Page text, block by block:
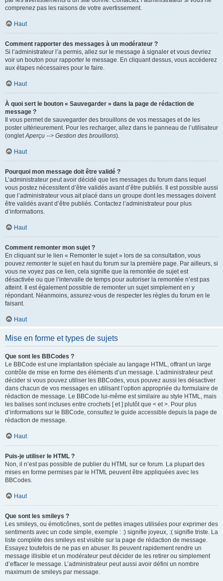
comprenez pas les raisons de votre avertissement.
Haut
Comment rapporter des messages à un modérateur ?
Si l’administrateur l’a permis, allez sur le message à signaler et vous devriez
voir un bouton pour rapporter le message. En cliquant dessus, vous accéderez
aux étapes nécessaires pour le faire.
Haut
À quoi sert le bouton « Sauvegarder » dans la page de rédaction de
message ?
Il vous permet de sauvegarder des brouillons de vos messages et de les
poster ultérieurement. Pour les recharger, allez dans le panneau de l’utilisateur
(ongletAperçu --> Gestion des brouillons).
Haut
Pourquoi mon message doit être validé ?
L’administrateur peut avoir décidé que les messages du forum dans lequel
vous postez nécessitent d’être validés avant d’être publiés. Il est possible aussi
que l’administrateur vous ait placé dans un groupe dont les messages doivent
être validés avant d’être publiés. Contactez l’administrateur pour plus
d’informations.
Haut
Comment remonter mon sujet ?
En cliquant sur le lien « Remonter le sujet » lors de sa consultation, vous
pouvez remonterle sujet en haut du forum sur la première page. Par ailleurs, si
vous ne voyez pas ce lien, cela signifie que la remontée de sujet est
désactivée ou que l’intervalle de temps pour autoriser la remontée n’est pas
atteint. Il est également possible de remonter un sujet simplement en y
répondant. Néanmoins, assurez-vous de respecter les règles du forum en le
faisant.
Haut
Mise en forme et types de sujets
Que sont les BBCodes ?
Le BBCode est une implantation spéciale au langage HTML, offrant un large
contrôle de mise en forme des éléments d’un message. L’administrateur peut
décider si vous pouvez utiliser les BBCodes, vous pouvez aussi les désactiver
dans chacun de vos messages en utilisant l’option appropriée du formulaire de
rédaction de message. Le BBCode lui-même est similaire au style HTML, mais
les balises sont incluses entre crochets [ et ] plutôt que < et >. Pour plus
d’informations sur le BBCode, consultez le guide accessible depuis la page de
rédaction de message.
Haut
Puis-je utiliser le HTML ?
Non, il n’est pas possible de publier du HTML sur ce forum. La plupart des
mises en forme permises par le HTML peuvent être appliquées avec les
BBCodes.
Haut
Que sont les smileys ?
Les smileys, ou émoticônes, sont de petites images utilisées pour exprimer des
sentiments avec un code simple, exemple : :) signifie joyeux, :( signifie triste. La
liste complète des smileys est visible sur la page de rédaction de message.
Essayez toutefois de ne pas en abuser. Ils peuvent rapidement rendre un
message illisible et un modérateur peut décider de les retirer ou simplement
d’effacer le message. L’administrateur peut aussi avoir défini un nombre
maximum de smileys par message.